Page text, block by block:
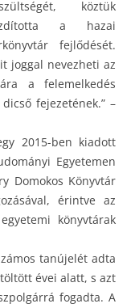
köztük
a hazai
fejlődését.
joggal nevezheti az
a felemelkedés
fejezetének.” –
2015-ben kiadott
Egyetemen
Domokos Könyvtár
érintve az
könyvtárak
tanújelét adta
évei alatt, s azt
fogadta. A